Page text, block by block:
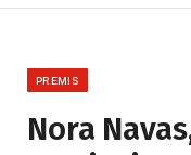
PREMIS
Nora